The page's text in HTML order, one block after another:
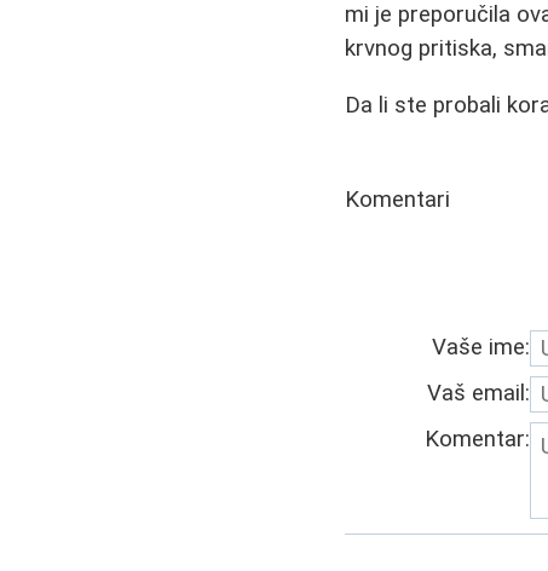
mi je preporučila
krvnog pritiska,
Da li ste probali
Komentari
Vaše ime:
Vaš email:
Komentar: